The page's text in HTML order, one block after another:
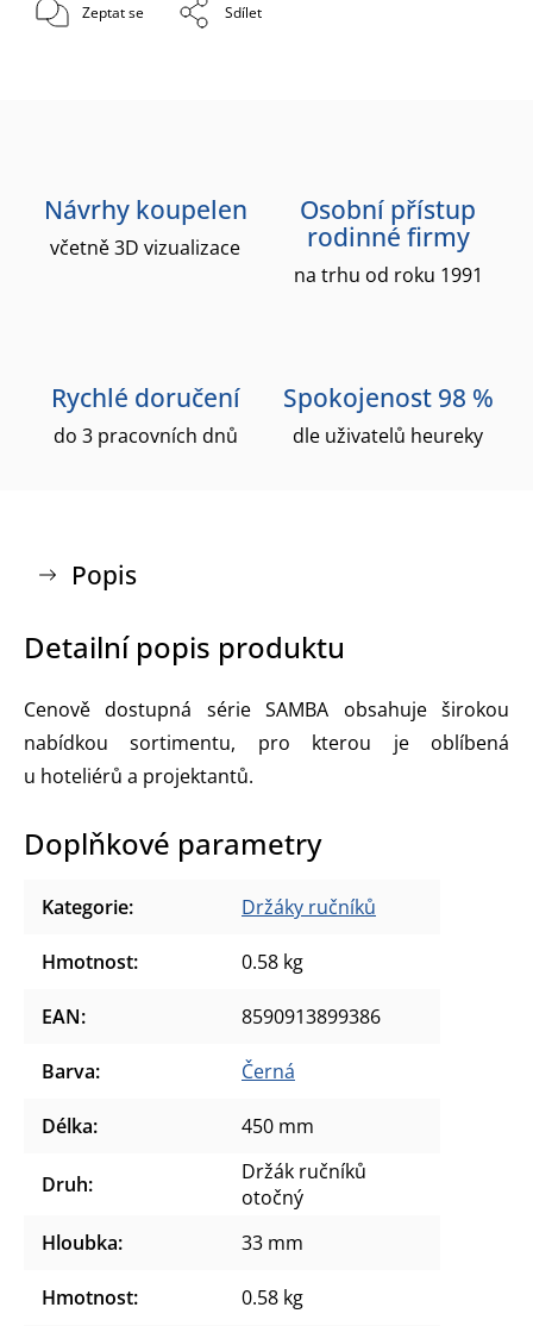
Zeptat se Sdílet
Návrhy koupelen
včetně 3D vizualizace
Osobní přístup
rodinné firmy
na trhu od roku 1991
Rychlé doručení
do 3 pracovních dnů
Spokojenost 98 %
dle uživatelů heureky
Popis
Detailní popis produktu
Cenově dostupná série SAMBA obsahuje širokou
nabídkou sortimentu, pro kterou je oblíbená
u hoteliérů a projektantů.
Doplňkové parametry
Kategorie: Držáky ručníků
Hmotnost: 0.58 kg
EAN: 8590913899386
Barva: Černá
Délka: 450 mm
Druh:
Držák ručníků
otočný
Hloubka: 33 mm
Hmotnost: 0.58 kg